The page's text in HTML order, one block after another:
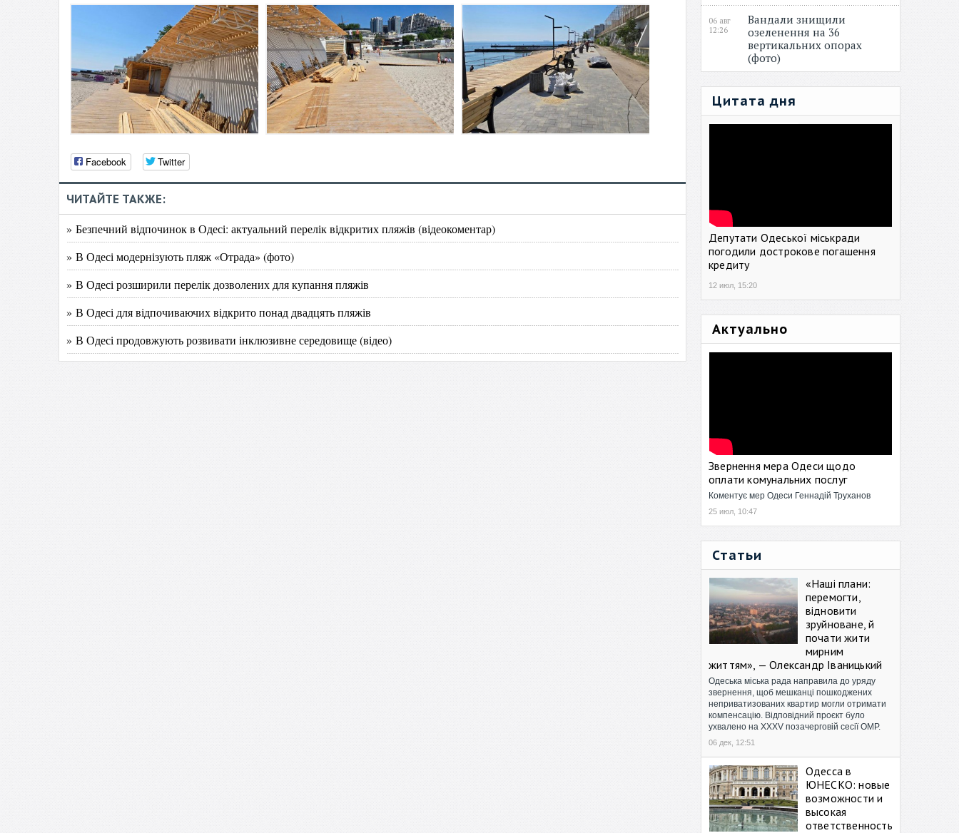
Facebook Twitter
ЧИТАЙТЕ ТАКЖЕ:
» Безпечний відпочинок в Одесі: актуальний перелік відкритих пляжів (відеокоментар)
» В Одесі модернізують пляж «Отрада» (фото)
» В Одесі розширили перелік дозволених для купання пляжів
» В Одесі для відпочиваючих відкрито понад двадцять пляжів
» В Одесі продовжують розвивати інклюзивне середовище (відео)
06 авг
12:26
Вандали знищили
озеленення на 36
вертикальних опорах
(фото)
Цитата дня
Депутати Одеської міськради
погодили дострокове погашення
кредиту
12 июл, 15:20
Актуально
Звернення мера Одеси щодо
оплати комунальних послуг
Коментує мер Одеси Геннадій Труханов
25 июл, 10:47
Статьи
«Наші плани:
перемогти,
відновити
зруйноване, й
почати жити
мирним
життям», — Олександр Іваницький
Одеська міська рада направила до уряду
звернення, щоб мешканці пошкоджених
неприватизованих квартир могли отримати
компенсацію. Відповідний проєкт було
ухвалено на XXXV позачерговій сесії ОМР.
06 дек, 12:51
Одесса в
ЮНЕСКО: новые
возможности и
высокая
ответственность